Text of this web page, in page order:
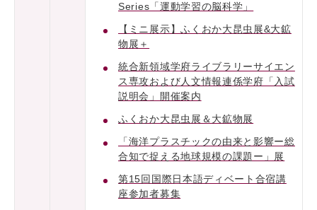
Series「運動学習の脳科学」
【ミニ展示】ふくおか大昆虫展&大鉱
物展＋
統合新領域学府ライブラリーサイエン
ス専攻および人文情報連係学府「入試
説明会」開催案内
ふくおか大昆虫展＆大鉱物展
「海洋プラスチックの由来と影響ー総
合知で捉える地球規模の課題ー」展
第15回国際日本語ディベート合宿講
座参加者募集